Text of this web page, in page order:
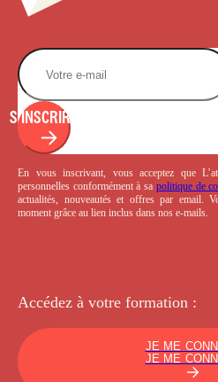
S'INSCRIRE
En vous inscrivant, vous acceptez que
personnelles conformément à sa politique de
actualités, nouveautés et offres par email.
moment grâce au lien inclus dans nos e-mails.
Accédez à votre formation :
JE ME
JE ME